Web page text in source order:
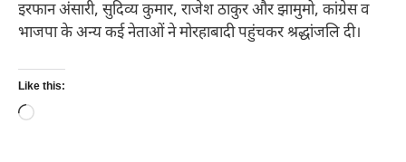
इरफान अंसारी, सुदिव्य कुमार, राजेश ठाकुर और झामुमो, कांग्रेस व
भाजपा के अन्य कई नेताओं ने मोरहाबादी पहुंचकर श्रद्धांजलि दी।
Like this:
Loading…